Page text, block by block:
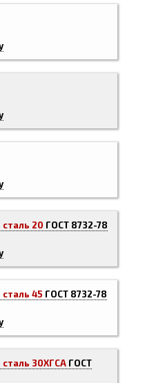
сталь 20 ГОСТ 8732-78
сталь 45 ГОСТ 8732-78
сталь 30ХГСА ГОСТ